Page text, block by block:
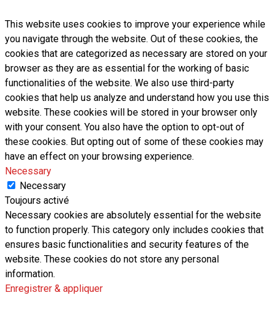
This website uses cookies to improve your experience while
you navigate through the website. Out of these cookies, the
cookies that are categorized as necessary are stored on your
browser as they are as essential for the working of basic
functionalities of the website. We also use third-party
cookies that help us analyze and understand how you use this
website. These cookies will be stored in your browser only
with your consent. You also have the option to opt-out of
these cookies. But opting out of some of these cookies may
have an effect on your browsing experience.
Necessary
Necessary
Toujours activé
Necessary cookies are absolutely essential for the website
to function properly. This category only includes cookies that
ensures basic functionalities and security features of the
website. These cookies do not store any personal
information.
Enregistrer & appliquer